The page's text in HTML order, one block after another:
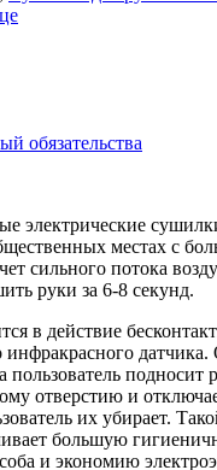
обязательства
электрические
местах с
сильного потока
руки за 6-8 секунд.
в действие
инфракрасного датчика.
пользователь подносит
отверстию и
их убирает.
большую
и экономию